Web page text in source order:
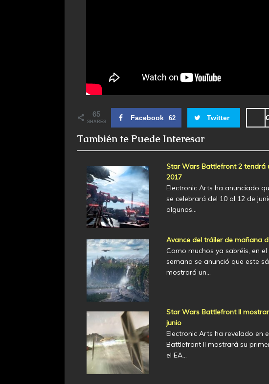
65
SHARES Facebook 62 Twitter
También te Puede Interesar
Star Wars Battlefront 2 tendrá
2017
Electronic Arts ha anunciado
se celebrará del 10 al 12 de
algunos…
Avance del tráiler de mañana
Como muchos ya sabréis, en
semana se anunció que este
mostrará un…
Star Wars Battlefront II
junio
Electronic Arts ha revelado en
Battlefront II mostrará su
el EA…